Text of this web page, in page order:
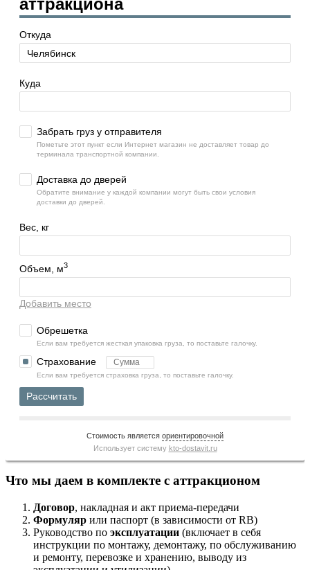
аттракциона
Откуда
Куда
Забрать груз у отправителя
Пометьте этот пункт если Интернет магазин не доставляет товар до
терминала транспортной компании.
Доставка до дверей
Обратите внимание у каждой компании могут быть свои условия
доставки до дверей.
Вес, кг
Объем, м3
Добавить место
Обрешетка
Если вам требуется жесткая упаковка груза, то поставьте галочку.
Страхование
Если вам требуется страховка груза, то поставьте галочку.
Рассчитать
Стоимость является ориентировочной
Использует систему kto-dostavit.ru
Что мы даем в комплекте с аттракционом
Договор, накладная и акт приема-передачи
Формуляр или паспорт (в зависимости от RB)
Руководство по эксплуатации (включает в себя
инструкции по монтажу, демонтажу, по обслуживанию
и ремонту, перевозке и хранению, выводу из